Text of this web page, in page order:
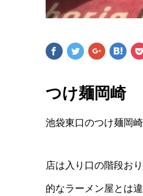
つけ麺岡崎
池袋東口のつけ麺岡
店は入り口の階段お
的なラーメン屋とは